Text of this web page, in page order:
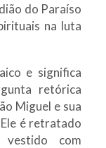
do Paraíso
na luta
e significa
retórica
Miguel e sua
é retratado
com